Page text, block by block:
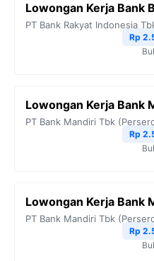
o
e
r
A
n
k
Lowongan Kerja Bank
PT Bank Rakyat Indonesia
Rp
Lowongan Kerja Bank
PT Bank Mandiri Tbk
Rp
Lowongan Kerja Bank
PT Bank Mandiri Tbk
Rp